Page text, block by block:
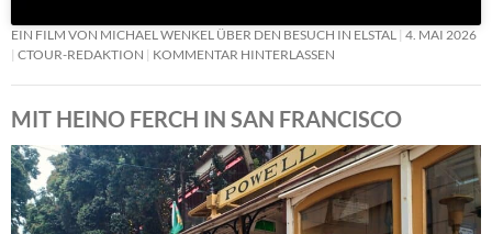
EIN FILM VON MICHAEL WENKEL ÜBER DEN BESUCH IN ELSTAL
4. MAI 2026
CTOUR-REDAKTION
KOMMENTAR HINTERLASSEN
MIT HEINO FERCH IN SAN FRANCISCO